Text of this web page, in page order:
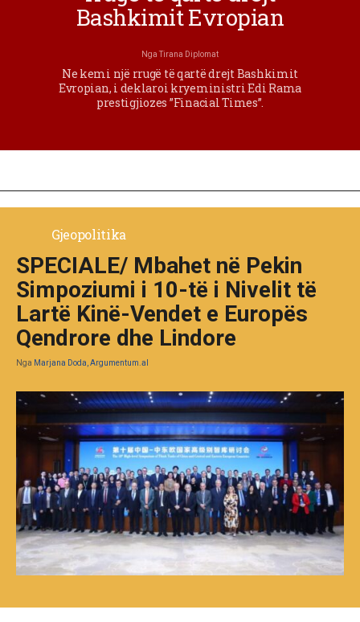
Bashkimit Evropian
NgaTirana Diplomat
Ne kemi një rrugë të qartë drejt Bashkimit
Evropian, i deklaroi kryeministri Edi Rama
prestigjiozes ”Finacial Times”.
Gjeopolitika
SPECIALE/ Mbahet në Pekin
Simpoziumi i 10-të i Nivelit të
Lartë Kinë-Vendet e Europës
Qendrore dhe Lindore
Nga Marjana Doda, Argumentum.al